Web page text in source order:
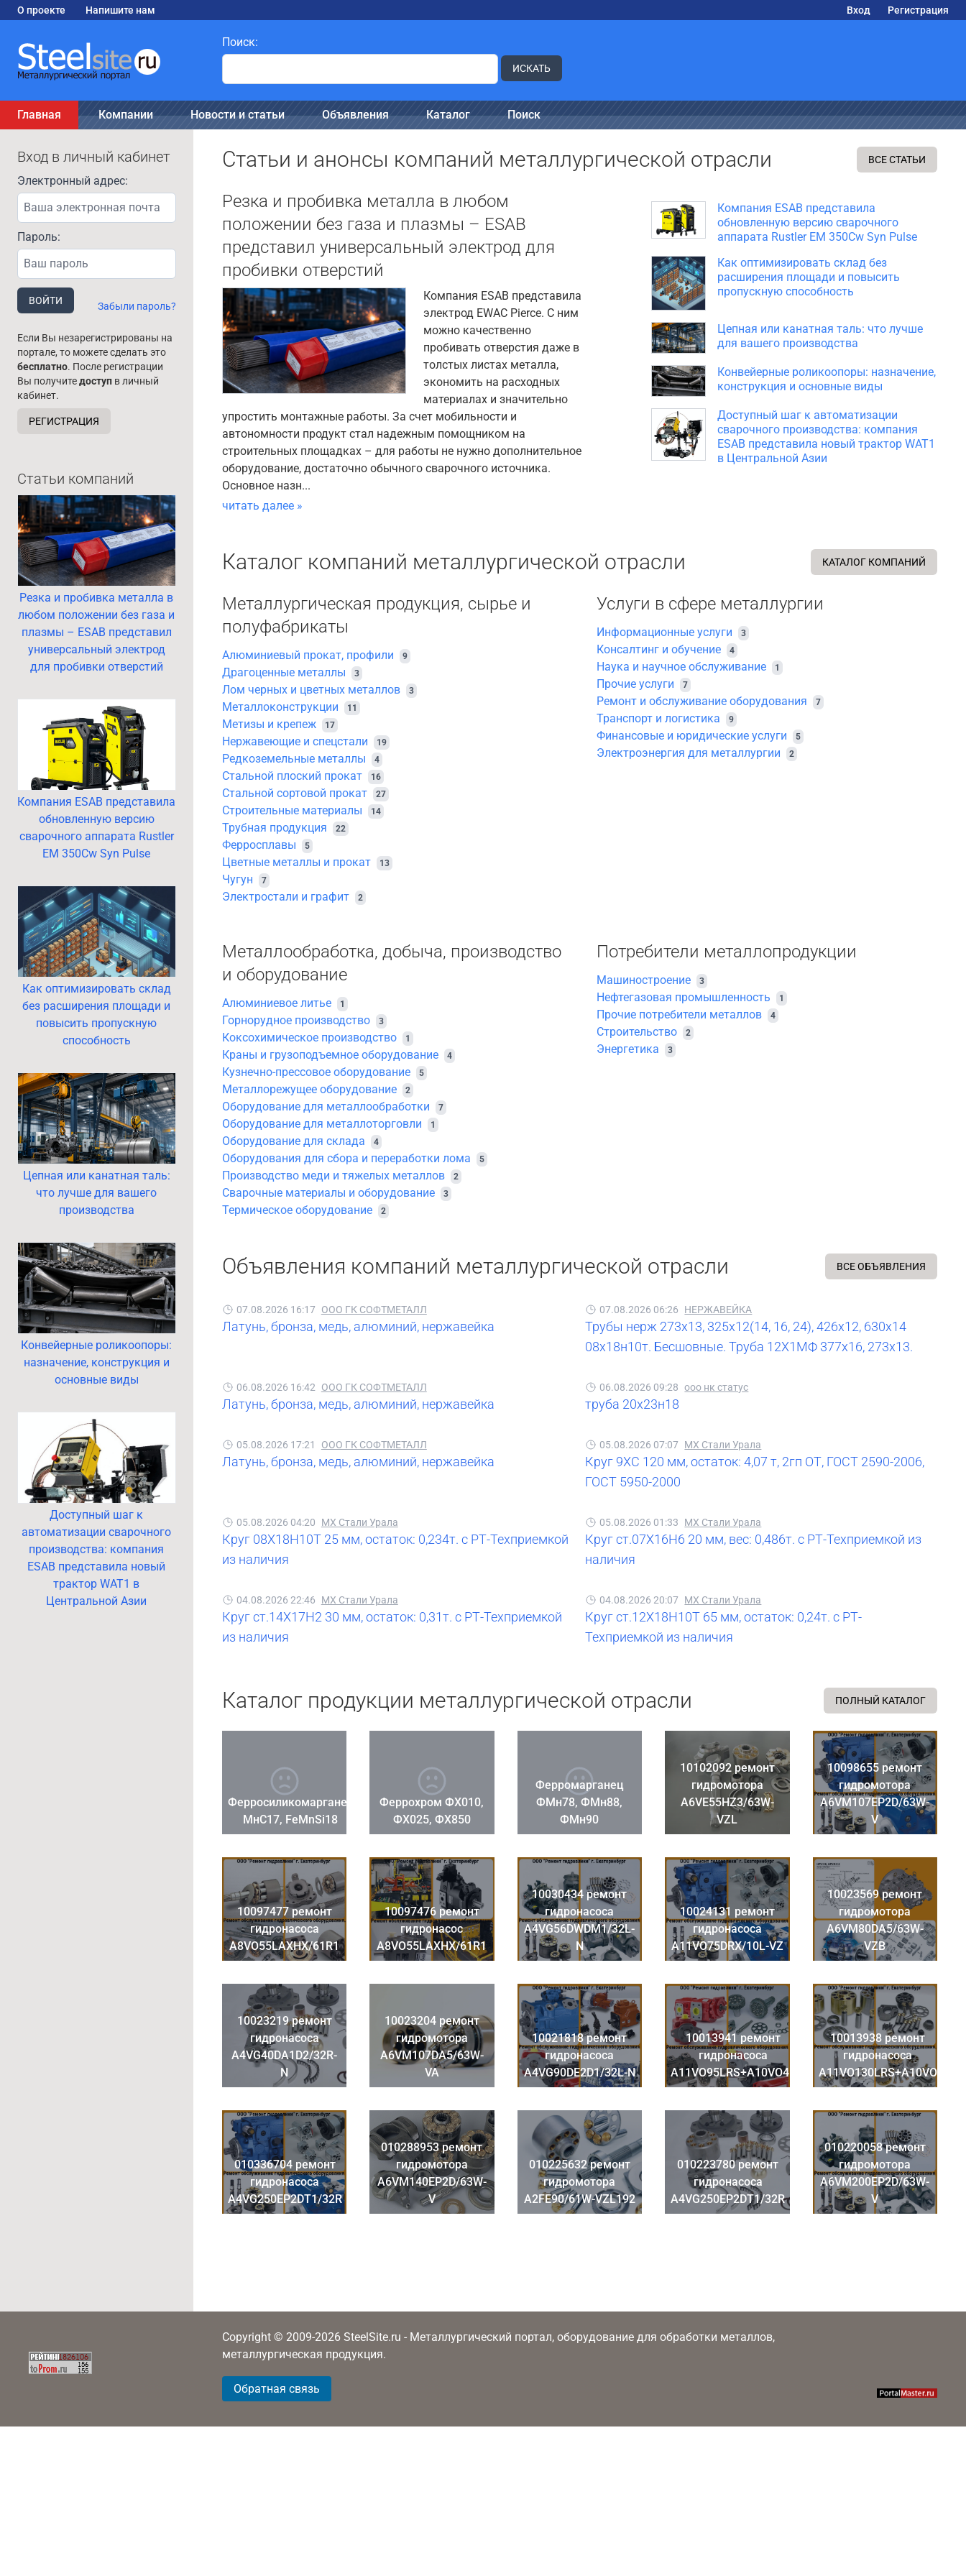
О проекте Напишите нам Вход Регистрация
Поиск:
ИСКАТЬ
Главная Компании Новости и статьи Объявления Каталог Поиск
Вход в личный кабинет
Электронный адрес:
Пароль:
ВОЙТИ Забыли пароль?
Если Вы незарегистрированы на
портале, то можете сделать это
бесплатно. После регистрации
Вы получитедоступ в личный
кабинет.
РЕГИСТРАЦИЯ
Статьи компаний
Резка и пробивка металла в
любом положении без газа и
плазмы – ESAB представил
универсальный электрод
для пробивки отверстий
Компания ESAB представила
обновленную версию
сварочного аппарата Rustler
EM 350Cw Syn Pulse
Как оптимизировать склад
без расширения площади и
повысить пропускную
способность
Цепная или канатная таль:
что лучше для вашего
производства
Конвейерные роликоопоры:
назначение, конструкция и
основные виды
Доступный шаг к
автоматизации сварочного
производства: компания
ESAB представила новый
трактор WAT1 в
Центральной Азии
Статьи и анонсы компаний металлургической отрасли ВСЕ СТАТЬИ
Резка и пробивка металла в любом
положении без газа и плазмы – ESAB
представил универсальный электрод для
пробивки отверстий
Компания ESAB представила
электрод EWAC Pierce. С ним
можно качественно
пробивать отверстия даже в
толстых листах металла,
экономить на расходных
материалах и значительно
упростить монтажные работы. За счет мобильности и
автономности продукт стал надежным помощником на
строительных площадках – для работы не нужно дополнительное
оборудование, достаточно обычного сварочного источника.
Основное назн...
читать далее »
Компания ESAB представила
обновленную версию сварочного
аппарата Rustler EM 350Cw Syn Pulse
Как оптимизировать склад без
расширения площади и повысить
пропускную способность
Цепная или канатная таль: что лучше
для вашего производства
Конвейерные роликоопоры: назначение,
конструкция и основные виды
Доступный шаг к автоматизации
сварочного производства: компания
ESAB представила новый трактор WAT1
в Центральной Азии
Каталог компаний металлургической отрасли КАТАЛОГ КОМПАНИЙ
Металлургическая продукция, сырье и
полуфабрикаты
Алюминиевый прокат, профили 9
Драгоценные металлы 3
Лом черных и цветных металлов 3
Металлоконструкции 11
Метизы и крепеж 17
Нержавеющие и спецстали 19
Редкоземельные металлы 4
Стальной плоский прокат 16
Стальной сортовой прокат 27
Строительные материалы 14
Трубная продукция 22
Ферросплавы 5
Цветные металлы и прокат 13
Чугун 7
Электростали и графит 2
Услуги в сфере металлургии
Информационные услуги 3
Консалтинг и обучение 4
Наука и научное обслуживание 1
Прочие услуги 7
Ремонт и обслуживание оборудования 7
Транспорт и логистика 9
Финансовые и юридические услуги 5
Электроэнергия для металлургии 2
Металлообработка, добыча, производство
и оборудование
Алюминиевое литье 1
Горнорудное производство 3
Коксохимическое производство 1
Краны и грузоподъемное оборудование 4
Кузнечно-прессовое оборудование 5
Металлорежущее оборудование 2
Оборудование для металлообработки 7
Оборудование для металлоторговли 1
Оборудование для склада 4
Оборудования для сбора и переработки лома 5
Производство меди и тяжелых металлов 2
Сварочные материалы и оборудование 3
Термическое оборудование 2
Потребители металлопродукции
Машиностроение 3
Нефтегазовая промышленность 1
Прочие потребители металлов 4
Строительство 2
Энергетика 3
Объявления компаний металлургической отрасли ВСЕ ОБЪЯВЛЕНИЯ
07.08.2026 16:17 ООО ГК СОФТМЕТАЛЛ
Латунь, бронза, медь, алюминий, нержавейка
07.08.2026 06:26 НЕРЖАВЕЙКА
Трубы нерж 273х13, 325х12(14, 16, 24), 426х12, 630х14
08х18н10т. Бесшовные. Труба 12Х1МФ 377х16, 273х13.
06.08.2026 16:42 ООО ГК СОФТМЕТАЛЛ
Латунь, бронза, медь, алюминий, нержавейка
06.08.2026 09:28 ооо нк статус
труба 20х23н18
05.08.2026 17:21 ООО ГК СОФТМЕТАЛЛ
Латунь, бронза, медь, алюминий, нержавейка
05.08.2026 07:07 МХ Стали Урала
Круг 9ХС 120 мм, остаток: 4,07 т, 2гп ОТ, ГОСТ 2590-2006,
ГОСТ 5950-2000
05.08.2026 04:20 МХ Стали Урала
Круг 08Х18Н10Т 25 мм, остаток: 0,234т. с РТ-Техприемкой
из наличия
05.08.2026 01:33 МХ Стали Урала
Круг ст.07Х16Н6 20 мм, вес: 0,486т. с РТ-Техприемкой из
наличия
04.08.2026 22:46 МХ Стали Урала
Круг ст.14Х17Н2 30 мм, остаток: 0,31т. с РТ-Техприемкой
из наличия
04.08.2026 20:07 МХ Стали Урала
Круг ст.12Х18Н10Т 65 мм, остаток: 0,24т. с РТ-
Техприемкой из наличия
Каталог продукции металлургической отрасли ПОЛНЫЙ КАТАЛОГ
Ферросиликомарганец
МнС17, FeMnSi18
Феррохром ФХ010,
ФХ025, ФХ850
Ферромарганец
ФМн78, ФМн88,
ФМн90
10102092 ремонт
гидромотора
A6VE55HZ3/63W-
VZL
10098655 ремонт
гидромотора
A6VM107EP2D/63W-
V
10097477 ремонт
гидронасоса
A8VO55LAXHX/61R1
10097476 ремонт
гидронасос
A8VO55LAXHX/61R1
10030434 ремонт
гидронасоса
A4VG56DWDM1/32L-
N
10024131 ремонт
гидронасоса
A11VO75DRX/10L-VZ
10023569 ремонт
гидромотора
A6VM80DA5/63W-
VZB
10023219 ремонт
гидронасоса
A4VG40DA1D2/32R-
N
10023204 ремонт
гидромотора
A6VM107DA5/63W-
VA
10021818 ремонт
гидронасоса
A4VG90DE2D1/32L-N
10013941 ремонт
гидронасоса
A11VO95LRS+A10VO45
10013938 ремонт
гидронасоса
A11VO130LRS+A10VO
010336704 ремонт
гидронасоса
A4VG250EP2DT1/32R
010288953 ремонт
гидромотора
A6VM140EP2D/63W-
V
010225632 ремонт
гидромотора
A2FE90/61W-VZL192
010223780 ремонт
гидронасоса
A4VG250EP2DT1/32R
010220058 ремонт
гидромотора
A6VM200EP2D/63W-
V
Copyright © 2009-2026 SteelSite.ru - Металлургический портал, оборудование для обработки металлов,
металлургическая продукция.
Обратная связь